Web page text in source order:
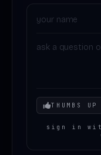
Your mood
THUMBS UP
sign in